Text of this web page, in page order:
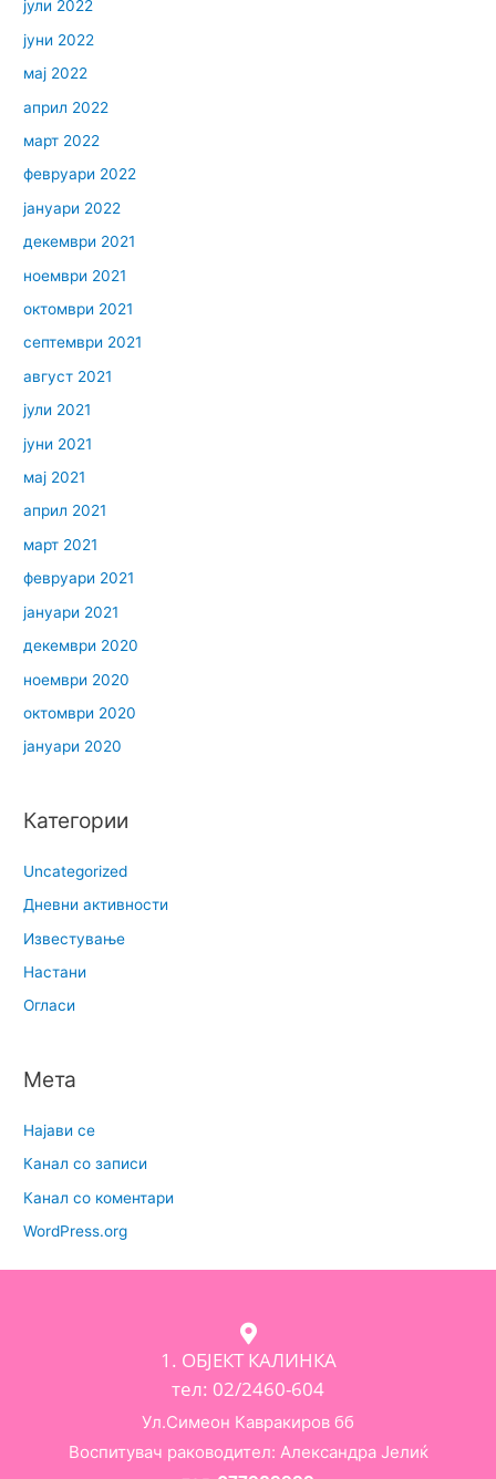
јули 2022
јуни 2022
мај 2022
април 2022
март 2022
февруари 2022
јануари 2022
декември 2021
ноември 2021
октомври 2021
септември 2021
август 2021
јули 2021
јуни 2021
мај 2021
април 2021
март 2021
февруари 2021
јануари 2021
декември 2020
ноември 2020
октомври 2020
јануари 2020
Категории
Uncategorized
Дневни активности
Известување
Настани
Огласи
Мета
Најави се
Канал со записи
Канал со коментари
WordPress.org
1. ОБЈЕКТ КАЛИНКА
тел: 02/2460-604
Ул.Симеон Кавракиров бб
Воспитувач раководител: Александра Јелиќ